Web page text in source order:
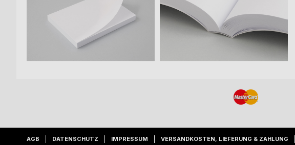
AGB DATENSCHUTZ IMPRESSUM VERSANDKOSTEN, LIEFERUNG & ZAHLUNG